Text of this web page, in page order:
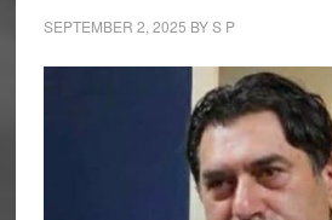
SEPTEMBER 2, 2025 BYS P